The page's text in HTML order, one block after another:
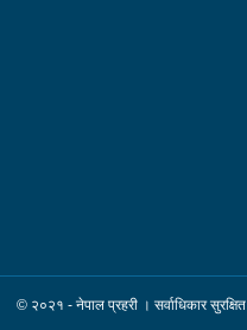
© २०२१ - नेपाल प्रहरी । सर्वाधिकार सुरक्षित